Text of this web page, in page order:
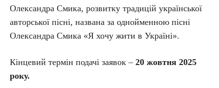
Олександра Смика, розвитку традицій української
авторської пісні, названа за однойменною пісні
Олександра Смика «Я хочу жити в Україні».
Кінцевий термін подачі заявок – 20 жовтня 2025
року.